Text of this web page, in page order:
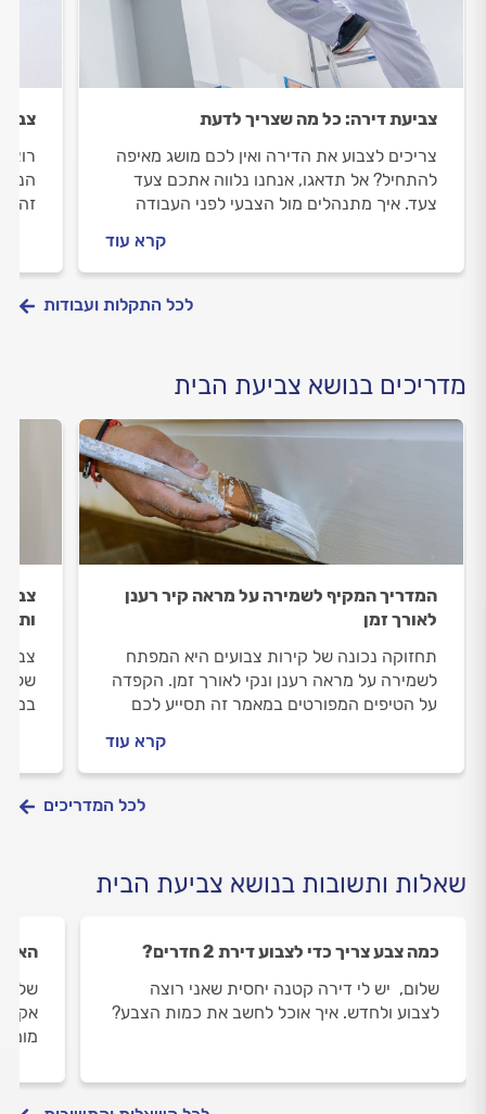
צביעת דירה: כל מה שצריך לדעת
צריכים לצבוע את הדירה ואין לכם מושג מאיפה
להתחיל? אל תדאגו, אנחנו נלווה אתכם צעד
צעד. איך מתנהלים מול הצבעי לפני העבודה
קרא עוד
זה
לכל התקלות ועבודות
מדריכים בנושא צביעת הבית
המדריך המקיף לשמירה על מראה קיר רענן
לאורך זמן
תחזוקה נכונה של קירות צבועים היא המפתח
לשמירה על מראה רענן ונקי לאורך זמן. הקפדה
על הטיפים המפורטים במאמר זה תסייע לכם
מהצורך בצביעה מחדש בתדירות גבוהה.
קרא עוד
צבע
צבע
של
לכל המדריכים
שאלות ותשובות בנושא צביעת הבית
כמה צבע צריך כדי לצבוע דירת 2 חדרים?
שלום, יש לי דירה קטנה יחסית שאני רוצה
לצבוע ולחדש. איך אוכל לחשב את כמות הצבע?
האם